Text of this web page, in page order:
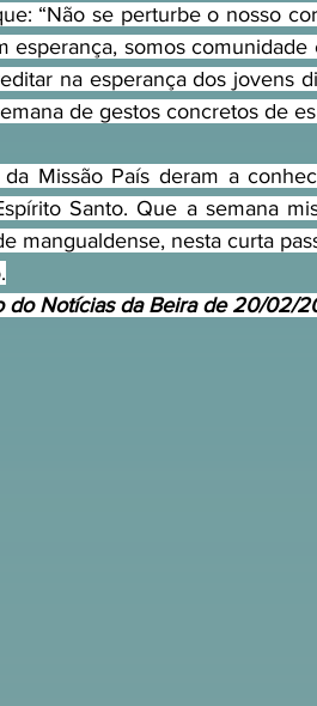
“Não se perturbe o nosso
esperança, somos
na esperança dos jovens
de gestos concretos de
Missão País deram a
Santo. Que a semana
mangualdense, nesta curta
do Notícias da Beira de 20/02/